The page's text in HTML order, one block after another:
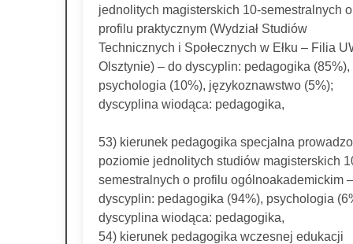
jednolitych magisterskich 10-semestralnych o
profilu praktycznym (Wydział Studiów
Technicznych i Społecznych w Ełku – Filia
Olsztynie) – do dyscyplin: pedagogika (85%),
psychologia (10%), językoznawstwo (5%);
dyscyplina wiodąca: pedagogika,
53) kierunek pedagogika specjalna
poziomie jednolitych studiów magisterskich
semestralnych o profilu ogólnoakademickim
dyscyplin: pedagogika (94%), psychologia
dyscyplina wiodąca: pedagogika,
54) kierunek pedagogika wczesnej edukacji